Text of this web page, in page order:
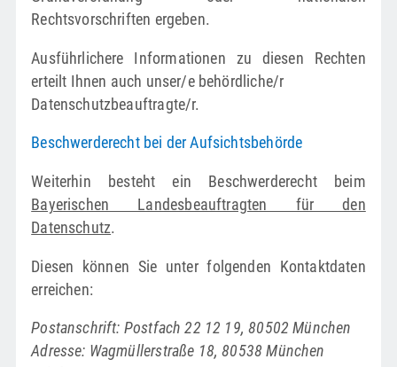
Rechtsvorschriften ergeben.
Ausführlichere Informationen zu diesen Rechten
erteilt Ihnen auch unser/e behördliche/r
Datenschutzbeauftragte/r.
Beschwerderecht bei der Aufsichtsbehörde
Weiterhin besteht ein Beschwerderecht beim
Bayerischen Landesbeauftragten für den
Datenschutz.
Diesen können Sie unter folgenden Kontaktdaten
erreichen:
Postanschrift: Postfach 22 12 19, 80502 München
Adresse: Wagmüllerstraße 18, 80538 München